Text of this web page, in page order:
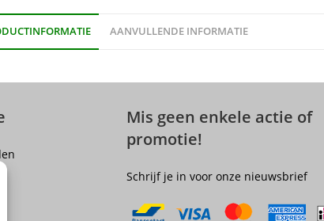
AANVULLENDE INFORMATIE
Mis geen enkele actie of
promotie!
Schrijf je in voor onze nieuwsbrief